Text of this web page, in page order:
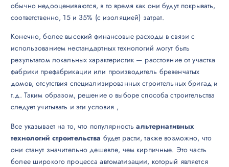
обычно недооцениваются, в то время как они будут покрывать,
соответственно, 15 и 35% (с изоляцией) затрат.
Конечно, более высокий финансовые расходы в связи с
использованием нестандартных технологий могут быть
результатом локальных характеристик — расстояние от участка
фабрики префабрикации или производитель бревенчатых
домов, отсутствия специализированных строительных бригад и
т.д. Таким образом, решение о выборе способа строительства
следует учитывать и эти условия ,
Все указывает на то, что популярностьальтернативных
технологий строительства будет расти, также возможно, что
они станут значительно дешевле, чем кирпичные. Это часть
более широкого процесса автоматизации, который является